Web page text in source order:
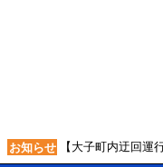
お知らせ 【大子町内迂回